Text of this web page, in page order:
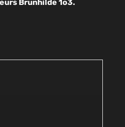
Brunhilde 1o3.